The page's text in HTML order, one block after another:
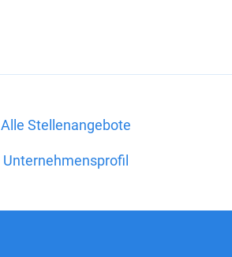
Alle Stellenangebote
Unternehmensprofil